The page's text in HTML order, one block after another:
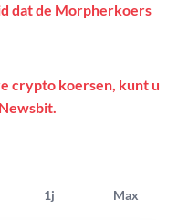
1j Max
dat de Morpherkoers
crypto koersen, kunt u